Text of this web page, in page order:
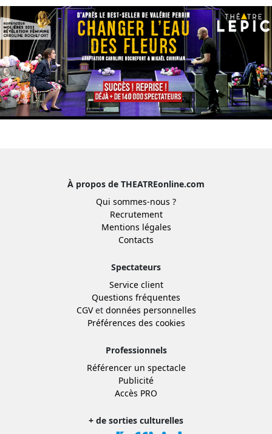
À propos de THEATREonline.com
Qui sommes-nous ?
Recrutement
Mentions légales
Contacts
Spectateurs
Service client
Questions fréquentes
CGVet données personnelles
Préférences des cookies
Professionnels
Référencer un spectacle
Publicité
Accès PRO
+ de sorties culturelles